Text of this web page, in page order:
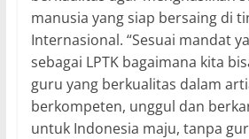
manusia yang siap bersaing di
Internasional. “Sesuai mandat
sebagai LPTK bagaimana kita
guru yang berkualitas dalam
berkompeten, unggul dan
untuk Indonesia maju, tanpa